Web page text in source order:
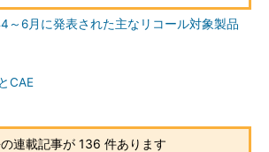
～6月に発表された主なリコール対象製品
CAE
連載記事が 136 件あります